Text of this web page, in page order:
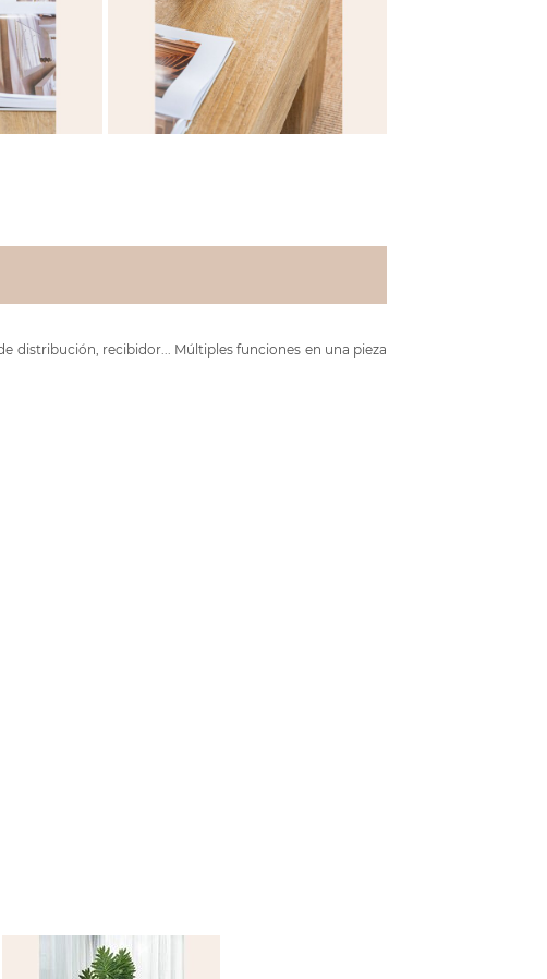
distribución, recibidor... Múltiples funciones en una pieza